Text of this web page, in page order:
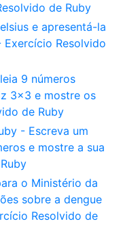
de Ruby
e apresentá-la
Resolvido
9 números
3x3 e mostre os
de Ruby
- Escreva um
e mostre a sua
o Ministério da
sobre a dengue
Resolvido de